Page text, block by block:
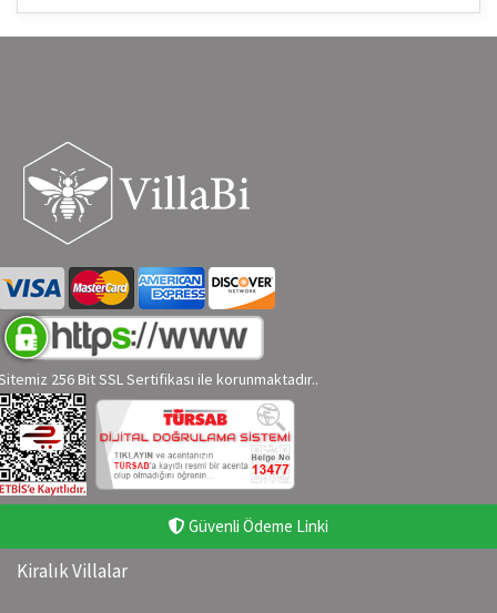
256 Bit SSL Sertifikası ile korunmaktadır..
Güvenli Ödeme Linki
Kiralık Villalar